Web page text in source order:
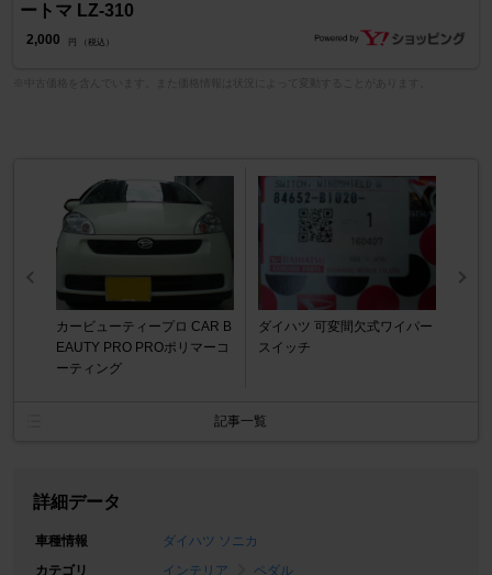
ートマ LZ-310
2,000 円 （税込）
カービューティープロ CAR B
EAUTY PRO PROポリマーコ
ーティング
ダイハツ 可変間欠式ワイパー
スイッチ
記事一覧
詳細データ
車種情報
ダイハツ ソニカ
カテゴリ
インテリア
ペダル